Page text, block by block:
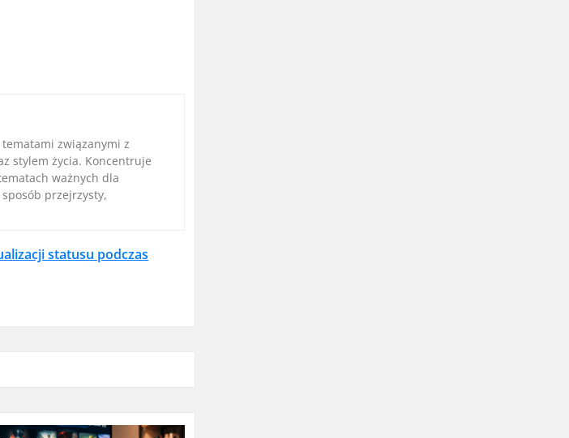
związanymi z
stylem życia. Koncentruje
ważnych dla
przejrzysty,
statusu podczas